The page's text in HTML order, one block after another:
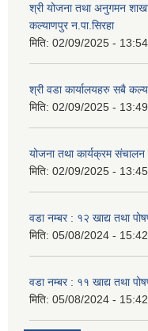
श्री योजना तथा अनुगमन
कल्याणपुर न.पा.सिरहा
मिति: 02/09/2025 - 13:54
श्री वडा कार्यालयहरु सबै
मिति: 02/09/2025 - 13:49
योजना तथा कार्यक्रम संचालन
मिति: 02/09/2025 - 13:45
वडा नम्बर : १२ खाद्य तथा
मिति: 05/08/2024 - 15:42
वडा नम्बर : ११ खाद्य तथा
मिति: 05/08/2024 - 15:42